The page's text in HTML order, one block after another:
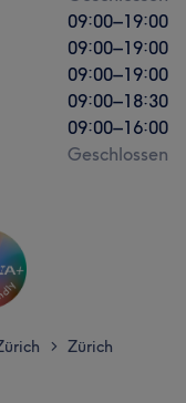
09:00–19:00
09:00–19:00
09:00–19:00
09:00–18:30
09:00–16:00
Geschlossen
> Zürich